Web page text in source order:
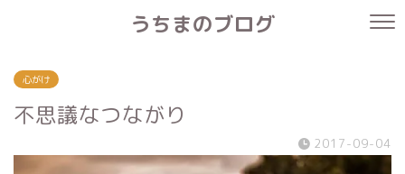
うちまのブログ
心がけ
不思議なつながり
2017-09-04